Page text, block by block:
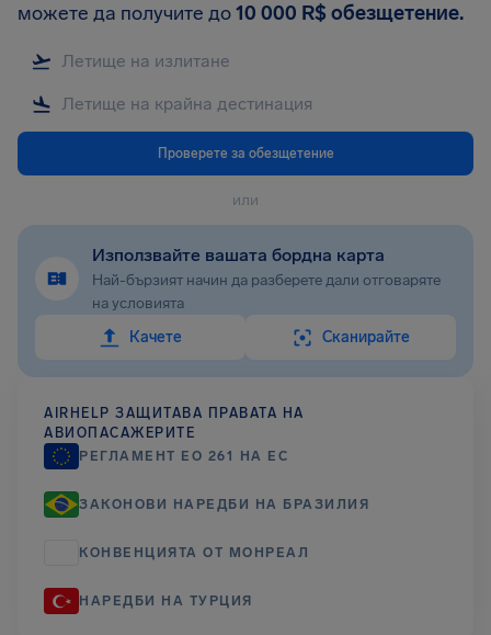
можете да получите до10 000 R$ обезщетение.
Проверете за обезщетение
или
Използвайте вашата бордна карта
Най-бързият начин да разберете дали отговаряте
на условията
Качете
Сканирайте
AIRHELP ЗАЩИТАВА ПРАВАТА НА
АВИОПАСАЖЕРИТЕ
РЕГЛАМЕНТ EО 261 НА ЕС
ЗАКОНОВИ НАРЕДБИ НА БРАЗИЛИЯ
КОНВЕНЦИЯТА ОТ МОНРЕАЛ
НАРЕДБИ НА ТУРЦИЯ